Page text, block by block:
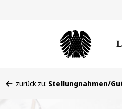
befinden
zurück zu: Stellungnahmen/